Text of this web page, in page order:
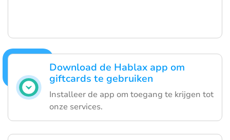
Download de Hablax app om
giftcards te gebruiken
Installeer de app om toegang te krijgen tot
onze services.